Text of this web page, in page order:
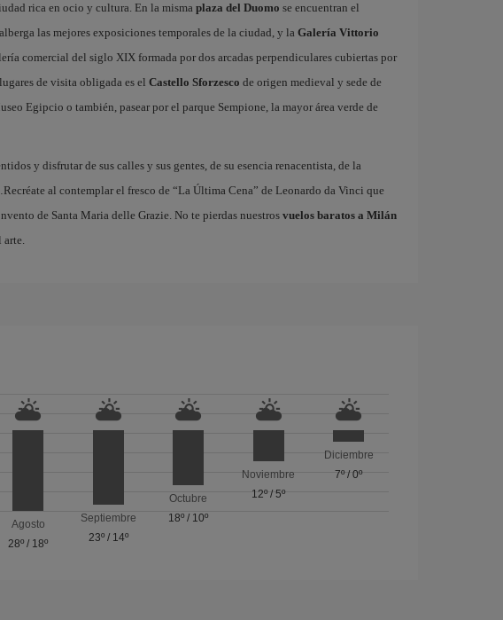
rica en ocio y cultura. En la misma plaza del Duomo se encuentran el
las mejores exposiciones temporales de la ciudad, y la Galería Vittorio
comercial del siglo XIX formada por dos arcadas perpendiculares cubiertas por
de visita obligada es el Castello Sforzesco de origen medieval y sede de
Egipcio o también, pasear por el parque Sempione, la mayor área verde de
y disfrutar de sus calles y sus gentes, de su esencia renacentista, de la
al contemplar el fresco de “La Última Cena” de Leonardo da Vinci que
de Santa Maria delle Grazie. No te pierdas nuestros vuelos baratos a Milán
arte.
Agosto
28º / 18º
Septiembre
23º/ 14º
Octubre
18º / 10º
Noviembre
12º/5º
Diciembre
7º/0º